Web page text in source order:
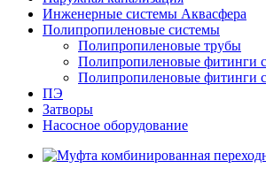
Инженерные системы Аквасфера
Полипропиленовые системы
Полипропиленовые трубы
Полипропиленовые фитинги
Полипропиленовые фитинги
ПЭ
Затворы
Насосное оборудование